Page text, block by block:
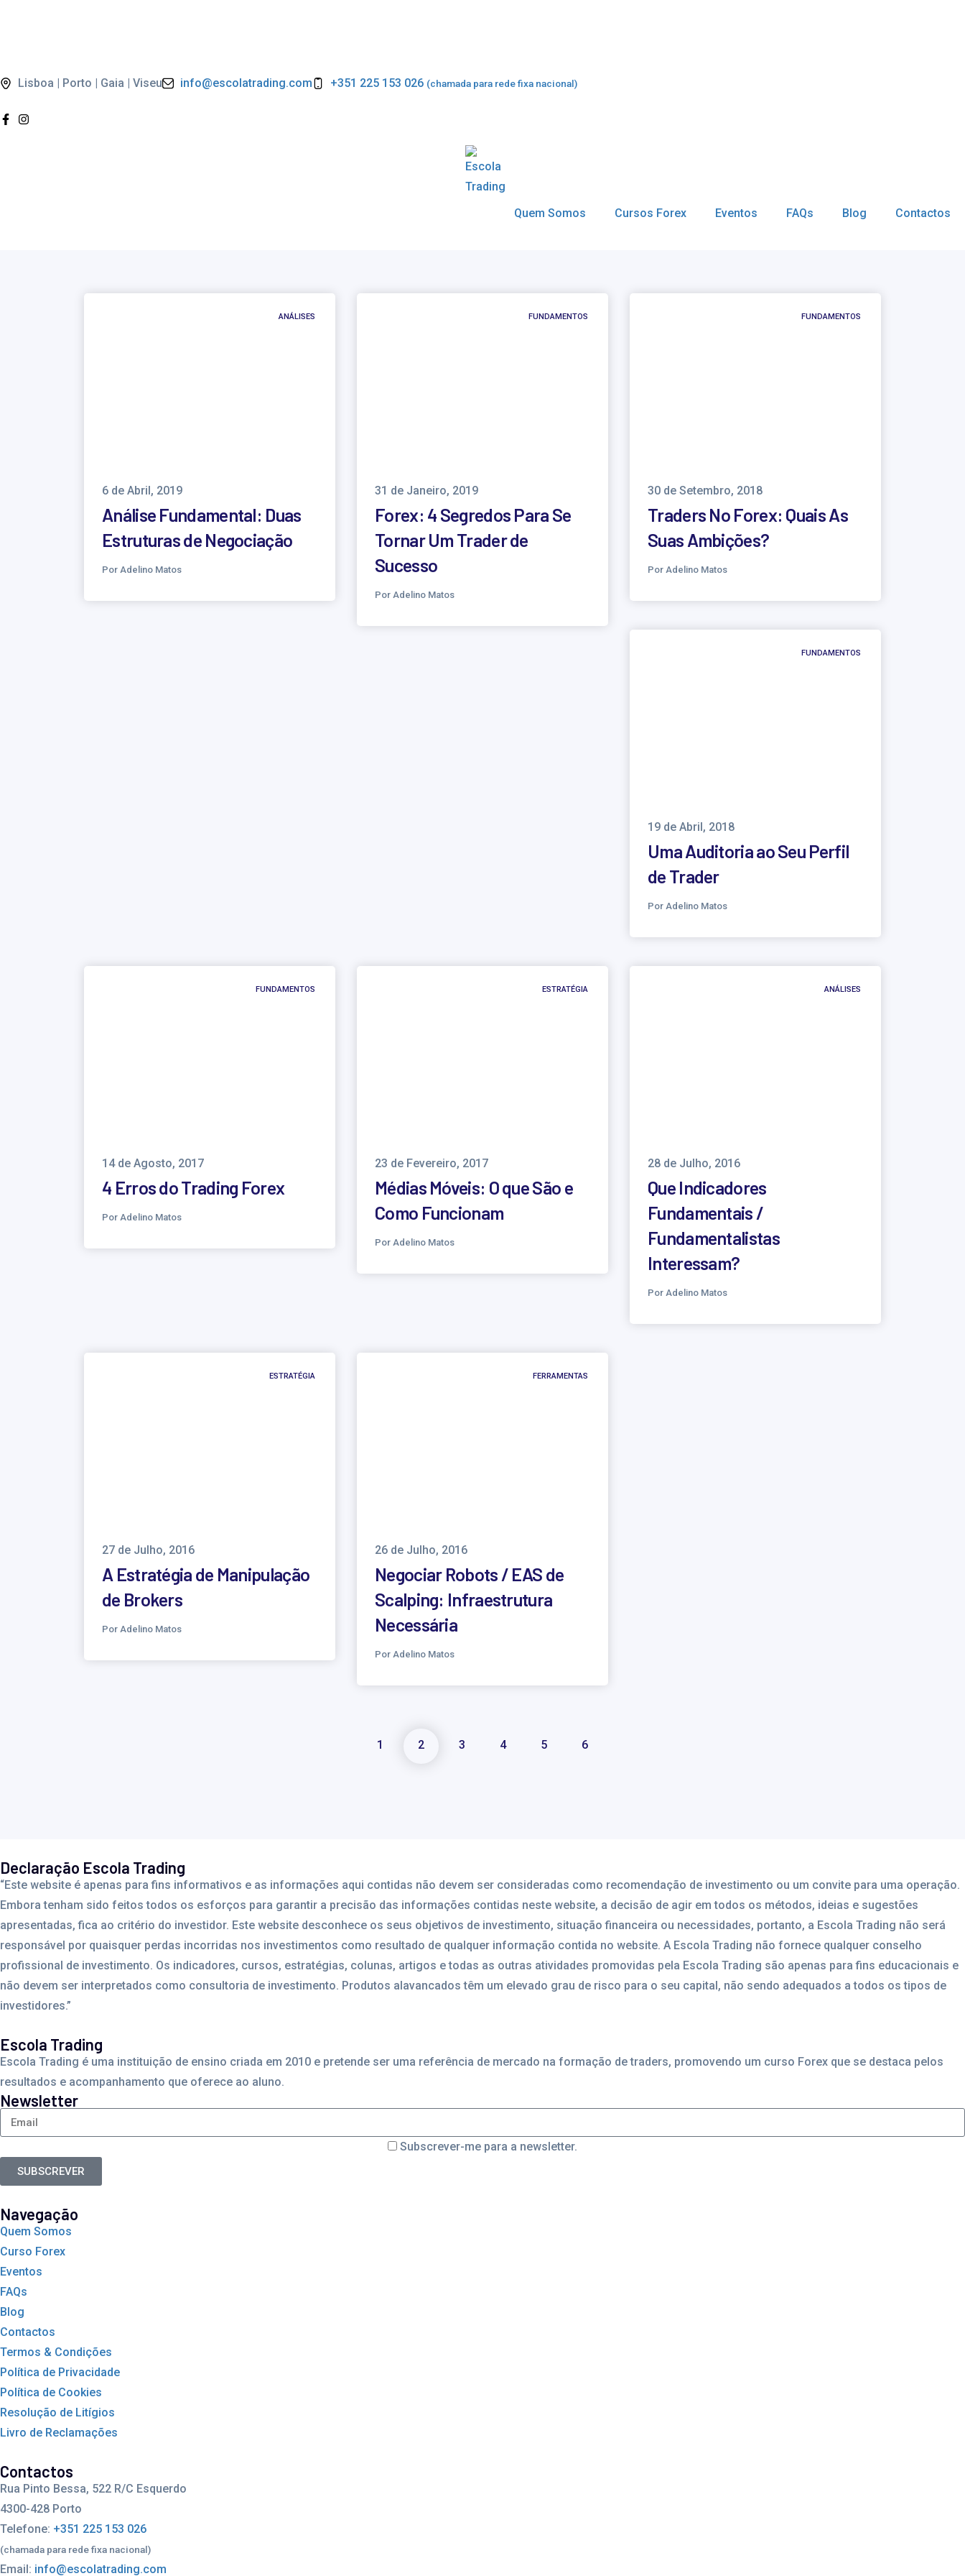
Lisboa | Porto | Gaia | Viseu info@escolatrading.com +351 225 153 026 (chamada para rede fixa nacional)
Quem Somos Cursos Forex Eventos FAQs Blog Contactos
ANÁLISES
6 de Abril, 2019
Análise Fundamental: Duas
Estruturas de Negociação
Por Adelino Matos
FUNDAMENTOS
31 de Janeiro, 2019
Forex: 4 Segredos Para Se
Tornar Um Trader de
Sucesso
Por Adelino Matos
FUNDAMENTOS
30 de Setembro, 2018
Traders No Forex: Quais As
Suas Ambições?
Por Adelino Matos
FUNDAMENTOS
19 de Abril, 2018
Uma Auditoria ao Seu Perfil
de Trader
Por Adelino Matos
FUNDAMENTOS
14 de Agosto, 2017
4 Erros do Trading Forex
Por Adelino Matos
ESTRATÉGIA
23 de Fevereiro, 2017
Médias Móveis: O que São e
Como Funcionam
Por Adelino Matos
ANÁLISES
28 de Julho, 2016
Que Indicadores
Fundamentais /
Fundamentalistas
Interessam?
Por Adelino Matos
ESTRATÉGIA
27 de Julho, 2016
A Estratégia de Manipulação
de Brokers
Por Adelino Matos
FERRAMENTAS
26 de Julho, 2016
Negociar Robots / EAS de
Scalping: Infraestrutura
Necessária
Por Adelino Matos
1 2 3 4 5 6
Declaração Escola Trading
“Este website é apenas para fins informativos e as informações aqui contidas não devem ser consideradas como recomendação de investimento ou um convite para uma operação.
Embora tenham sido feitos todos os esforços para garantir a precisão das informações contidas neste website, a decisão de agir em todos os métodos, ideias e sugestões
apresentadas, fica ao critério do investidor. Este website desconhece os seus objetivos de investimento, situação financeira ou necessidades, portanto, a Escola Trading não será
responsável por quaisquer perdas incorridas nos investimentos como resultado de qualquer informação contida no website. A Escola Trading não fornece qualquer conselho
profissional de investimento. Os indicadores, cursos, estratégias, colunas, artigos e todas as outras atividades promovidas pela Escola Trading são apenas para fins educacionais e
não devem ser interpretados como consultoria de investimento. Produtos alavancados têm um elevado grau de risco para o seu capital, não sendo adequados a todos os tipos de
investidores.”
Escola Trading
Escola Trading é uma instituição de ensino criada em 2010 e pretende ser uma referência de mercado na formação de traders, promovendo um curso Forex que se destaca pelos
resultados e acompanhamento que oferece ao aluno.
Newsletter
Subscrever-me para a newsletter.
SUBSCREVER
Navegação
Quem Somos
Curso Forex
Eventos
FAQs
Blog
Contactos
Termos & Condições
Política de Privacidade
Política de Cookies
Resolução de Litígios
Livro de Reclamações
Contactos
Rua Pinto Bessa, 522 R/C Esquerdo
4300-428 Porto
Telefone: +351 225 153 026
(chamada para rede fixa nacional)
Email: info@escolatrading.com